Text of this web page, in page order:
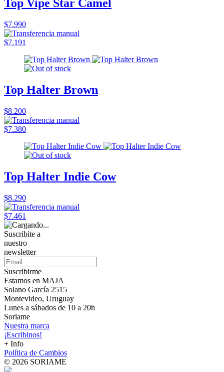
Top Vipe Star Camel
$7.990
$7.191
Top Halter Brown
$8.200
$7.380
Top Halter Indie Cow
$8.290
$7.461
Suscribite a
nuestro
newsletter
Suscribirme
Estamos en MAJA
Solano García 2515
Montevideo, Uruguay
Lunes a sábados de 10 a 20h
Soriame
Nuestra marca
¡Escribinos!
+ Info
Política de Cambios
© 2026 SORIAME